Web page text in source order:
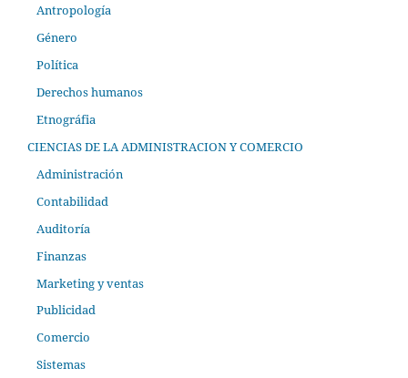
Antropología
Género
Política
Derechos humanos
Etnográfia
CIENCIAS DE LA ADMINISTRACION Y COMERCIO
Administración
Contabilidad
Auditoría
Finanzas
Marketing y ventas
Publicidad
Comercio
Sistemas